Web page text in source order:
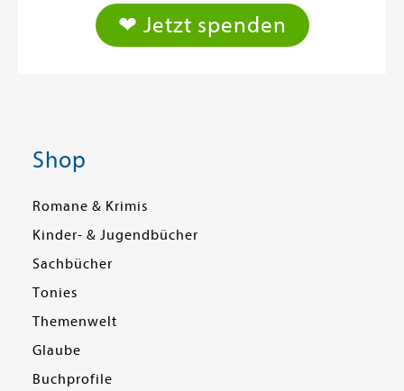
❤ Jetzt spenden
Shop
Romane & Krimis
Kinder- & Jugendbücher
Sachbücher
Tonies
Themenwelt
Glaube
Buchprofile